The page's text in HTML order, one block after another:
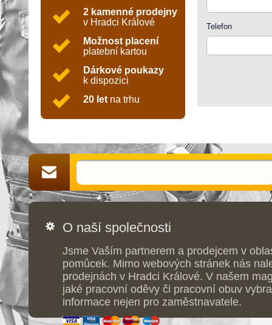
2 kamenné prodejny
v Hradci Králové
Možnost placení
platební kartou
Dárkové poukazy
k dispozici
20 let na trhu
Telefon
O naší společnosti
Jsme Vaším partnerem a prodejcem v
pomůcek. Mimo webových stránek nás
prodejnách v Hradci Králové. V našem
jaké pracovní oděvy či pracovní obuv
informace nejen pro zaměstnavatele.